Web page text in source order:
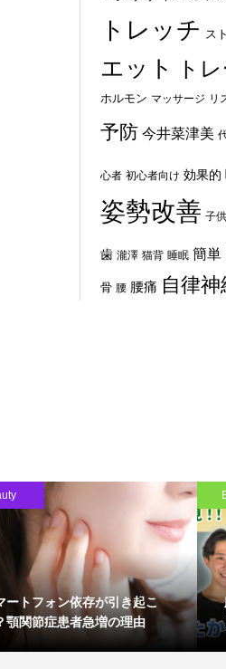
トレッチ ス
エット
ト
ホルモン マッサージ リ
予防 今井菜津美
心者 初心者向け 効果的
姿勢改善 子供
歯 瀧澤 猫背 睡眠 簡単
骨 腰 腰痛 自律神
ートフォン依存が引き起こ
顎関節症患者急増の理由